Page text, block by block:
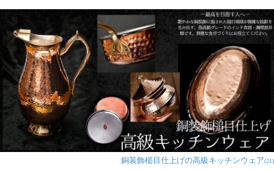
銅装飾槌目仕上げの高級キッチンウェア(21)